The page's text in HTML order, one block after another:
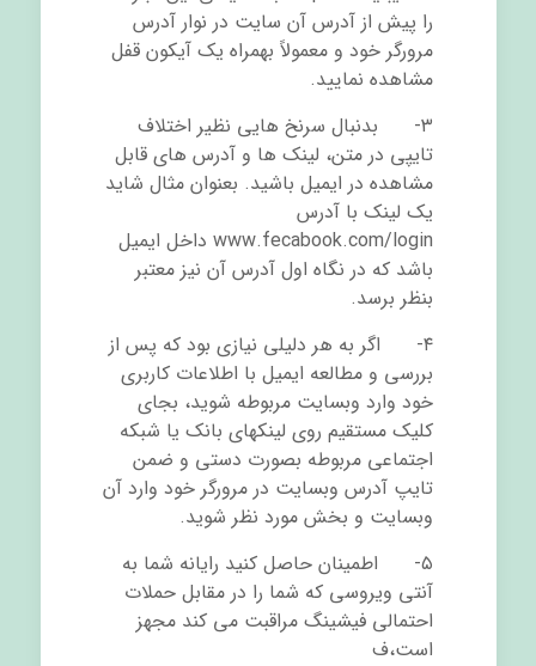
را پیش از آدرس آن سایت در نوار آدرس
مرورگر خود و معمولاً بهمراه یک آیکون قفل
مشاهده نمایید.
۳- بدنبال سرنخ هایی نظیر اختلاف
تایپی در متن، لینک ها و آدرس های قابل
مشاهده در ایمیل باشید. بعنوان مثال شاید
یک لینک با آدرس
www.fecabook.com/login داخل ایمیل
باشد که در نگاه اول آدرس آن نیز معتبر
بنظر برسد.
۴- اگر به هر دلیلی نیازی بود که پس از
بررسی و مطالعه ایمیل با اطلاعات کاربری
خود وارد وبسایت مربوطه شوید، بجای
کلیک مستقیم روی لینکهای بانک یا شبکه
اجتماعی مربوطه بصورت دستی و ضمن
تایپ آدرس وبسایت در مرورگر خود وارد آن
وبسایت و بخش مورد نظر شوید.
۵- اطمینان حاصل کنید رایانه شما به
آنتی ویروسی که شما را در مقابل حملات
احتمالی فیشینگ مراقبت می کند مجهز
است،ف